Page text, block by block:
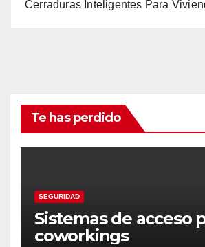
Cerraduras Inteligentes Para
Te has perdido
SEGURIDAD
Sistemas de acceso
coworkings